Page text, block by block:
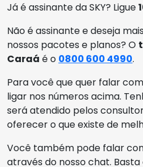
Já é assinante da SKY? Ligue
Não é assinante e deseja
nossos pacotes e planos? O
Caraá é o 0800 600 4990.
Para você que quer falar
ligar nos números acima.
será atendido pelos
oferecer o que existe de
Você também pode falar
através do nosso chat.